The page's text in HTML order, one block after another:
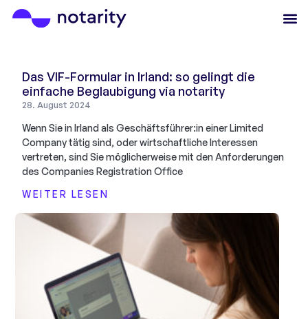
Das VIF-Formular in Irland: so gelingt die
einfache Beglaubigung via notarity
28. August 2024
Wenn Sie in Irland als Geschäftsführer:in einer Limited
Company tätig sind, oder wirtschaftliche Interessen
vertreten, sind Sie möglicherweise mit den Anforderungen
des Companies Registration Office
WEITER LESEN